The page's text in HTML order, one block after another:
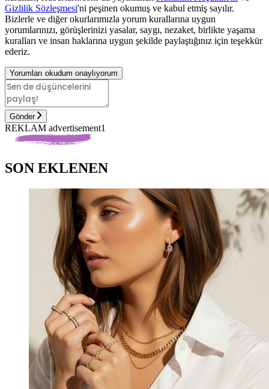
Gizlilik Sözleşmesi'ni peşinen okumuş ve kabul etmiş sayılır.
Bizlerle ve diğer okurlarımızla yorum kurallarına uygun
yorumlarınızı, görüşlerinizi yasalar, saygı, nezaket, birlikte yaşama
kuralları ve insan haklarına uygun şekilde paylaştığınız için teşekkür
ederiz.
Yorumları okudum onaylıyorum
Gönder
REKLAM advertisement1
SON EKLENEN